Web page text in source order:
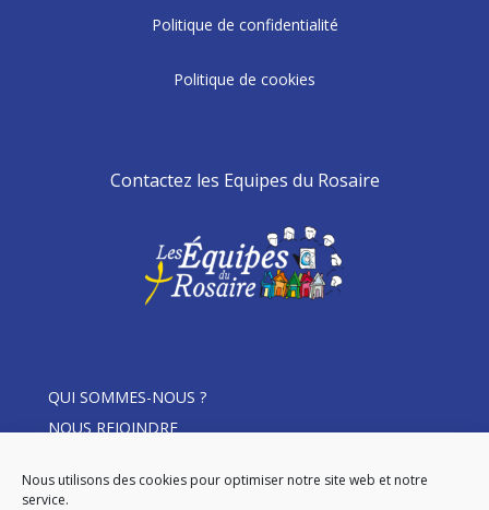
Nous utilisons des cookies pour optimiser notre site web et notre
service.
Politique de confidentialité
Politique de cookies
Contactez les Equipes du Rosaire
QUI SOMMES-NOUS ?
NOUS REJOINDRE
ACTUALITÉS